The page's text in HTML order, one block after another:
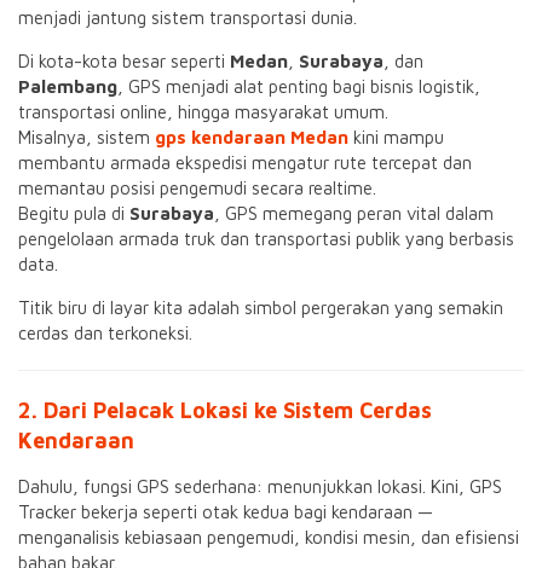
menjadi jantung sistem transportasi dunia.
Di kota-kota besar seperti Medan Surabaya , dan
Palembang , GPS menjadi alat penting bagi bisnis logistik,
transportasi online, hingga masyarakat umum.
Misalnya, sistem gps kendaraan Medan kini mampu
membantu armada ekspedisi mengatur rute tercepat dan
memantau posisi pengemudi secara realtime.
Begitu pula di Surabaya , GPS memegang peran vital dalam
pengelolaan armada truk dan transportasi publik yang berbasis
data.
Titik biru di layar kita adalah simbol pergerakan yang semakin
cerdas dan terkoneksi.
2. Dari Pelacak Lokasi ke Sistem Cerdas
Kendaraan
Dahulu, fungsi GPS sederhana: menunjukkan lokasi. Kini, GPS
Tracker bekerja seperti otak kedua bagi kendaraan —
menganalisis kebiasaan pengemudi, kondisi mesin, dan efisiensi
bahan bakar.